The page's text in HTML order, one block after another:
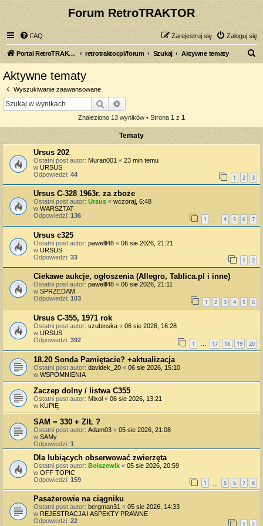
Forum RetroTRAKTOR
FAQ Zaloguj się
Zarejestruj się
Portal RetroTRAKTOR.pl retrotraktor.pl/forum Szukaj Aktywne tematy
Aktywne tematy
Wyszukiwanie zaawansowane
Szukaj
Znaleziono 13 wyników • Strona 1 z 1
Tematy
Ursus 202
Ostatni post autor: Muran001 « 23 min temu
w URSUS
Odpowiedzi: 44 1 2 3
Ursus C-328 1963r. za zboże
Ostatni post autor: Ursus « wczoraj, 6:48
w WARSZTAT
Odpowiedzi: 136 1 … 4 5 6 7
Ursus c325
Ostatni post autor: pawelll48 « 06 sie 2026, 21:21
w URSUS
Odpowiedzi: 33 1 2
Ciekawe aukcje, ogłoszenia (Allegro, Tablica.pl i inne)
Ostatni post autor: pawelll48 « 06 sie 2026, 21:11
w SPRZEDAM
Odpowiedzi: 103 1 2 3 4 5 6
Ursus C-355, 1971 rok
Ostatni post autor: szubinska « 06 sie 2026, 16:28
w URSUS
Odpowiedzi: 392 1 … 17 18 19 20
18.20 Sonda Pamiętacie? +aktualizacja
Ostatni post autor: davidek_20 « 06 sie 2026, 15:10
w WSPOMNIENIA
Zaczep dolny / listwa C355
Ostatni post autor: Mixol « 06 sie 2026, 13:21
w KUPIĘ
SAM = 330 + ZIŁ ?
Ostatni post autor: Adam03 « 05 sie 2026, 21:08
w SAMy
Odpowiedzi: 1
Dla lubiących obserwować zwierzęta
Ostatni post autor: Bolszewik « 05 sie 2026, 20:59
w OFF TOPIC
Odpowiedzi: 159 1 5 6 7 8
Pasażerowie na ciągniku
Ostatni post autor: bergman31 « 05 sie 2026, 14:33
w REJESTRACJA I ASPEKTY PRAWNE
Odpowiedzi: 22